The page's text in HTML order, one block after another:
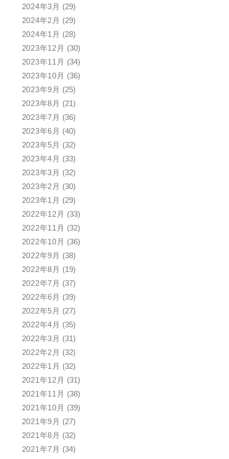
2024年3月 (29)
2024年2月 (29)
2024年1月 (28)
2023年12月 (30)
2023年11月 (34)
2023年10月 (36)
2023年9月 (25)
2023年8月 (21)
2023年7月 (36)
2023年6月 (40)
2023年5月 (32)
2023年4月 (33)
2023年3月 (32)
2023年2月 (30)
2023年1月 (29)
2022年12月 (33)
2022年11月 (32)
2022年10月 (36)
2022年9月 (38)
2022年8月 (19)
2022年7月 (37)
2022年6月 (39)
2022年5月 (27)
2022年4月 (35)
2022年3月 (31)
2022年2月 (32)
2022年1月 (32)
2021年12月 (31)
2021年11月 (38)
2021年10月 (39)
2021年9月 (27)
2021年8月 (32)
2021年7月 (34)